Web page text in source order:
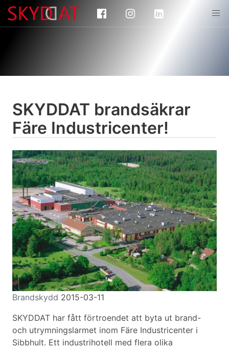
SKYDDAT brandsäkrar
Färe Industricenter!
Brandskydd 2015-03-11
SKYDDAT har fått förtroendet att byta ut brand-
och utrymningslarmet inom Färe Industricenter i
Sibbhult. Ett industrihotell med flera olika